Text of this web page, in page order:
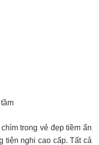
trong vẻ đẹp tiềm ẩn
tiện nghi cao cấp. Tất cả